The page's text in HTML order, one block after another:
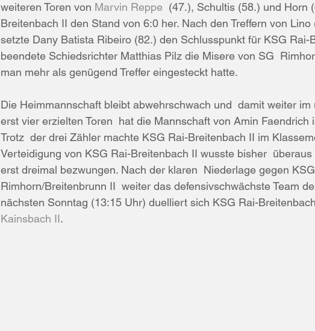
weiteren Toren von Marvin Reppe
(47.), Schultis (58.) und Horn
Breitenbach II den Stand von 6:0 her. Nach den Treffern von
setzte Dany Batista Ribeiro (82.) den Schlusspunkt für KSG Rai-
beendete Schiedsrichter Matthias Pilz die Misere von SG
man mehr als genügend Treffer eingesteckt hatte.
Die Heimmannschaft bleibt abwehrschwach und  damit weiter im
erst vier erzielten Toren  hat die Mannschaft von Amin Faendrich
Trotz  der drei Zähler machte KSG Rai-Breitenbach II im
Verteidigung von KSG Rai-Breitenbach II wusste bisher
erst dreimal bezwungen. Nach der klaren  Niederlage gegen
Rimhorn/Breitenbrunn II  weiter das defensivschwächste Team
nächsten Sonntag (13:15 Uhr) duelliert sich KSG Rai-
Kainsbach II.